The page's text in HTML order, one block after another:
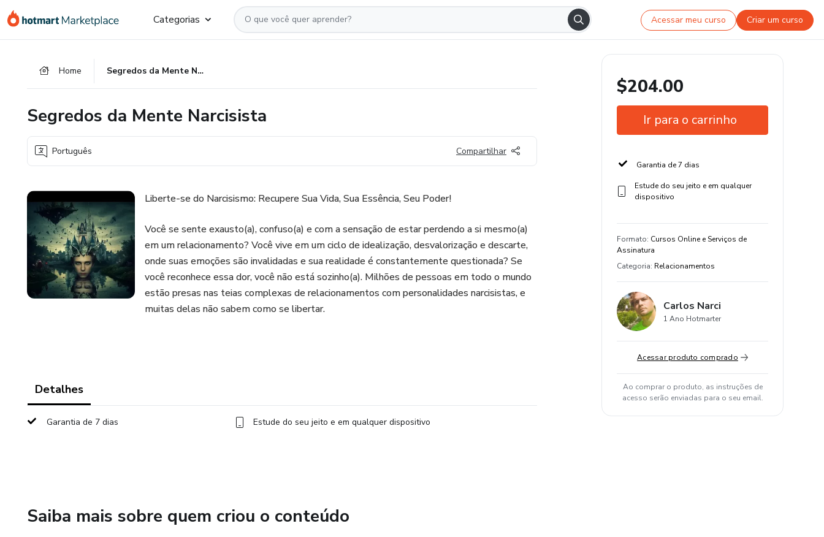
para
para
para
Categorias Acessar meu curso Criar um curso
Home Segredos da Mente Narcisista
Segredos da Mente Narcisista
Português Compartilhar
Liberte-se do Narcisismo: Recupere Sua Vida, Sua Essência, Seu Poder!
Você se sente exausto(a), confuso(a) e com a sensação de estar perdendo a si mesmo(a)
em um relacionamento? Você vive em um ciclo de idealização, desvalorização e descarte,
onde suas emoções são invalidadas e sua realidade é constantemente questionada? Se
você reconhece essa dor, você não está sozinho(a). Milhões de pessoas em todo o mundo
estão presas nas teias complexas de relacionamentos com personalidades narcisistas, e
muitas delas não sabem como se libertar.
Detalhes
Garantia de 7 dias Estude do seu jeito e em qualquer dispositivo
Saiba mais sobre quem criou o conteúdo
$204.00
Ir para o carrinho
Garantia de 7 dias
Estude do seu jeito e em qualquer
dispositivo
Formato: Cursos Online e Serviços de
Assinatura
Categoria: Relacionamentos
Carlos Narci
1 Ano Hotmarter
Acessar produto comprado
Ao comprar o produto, as instruções de
acesso serão enviadas para o seu email.